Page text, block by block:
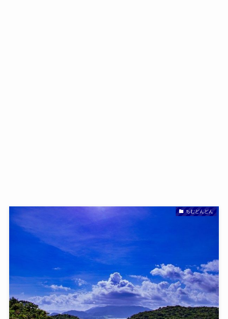
ちむどんどん